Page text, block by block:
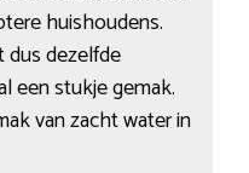
huishoudens.
dezelfde
een stukje gemak.
van zacht water in